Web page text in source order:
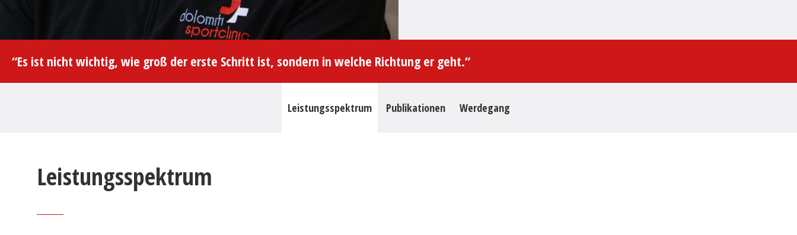
“Es ist nicht wichtig, wie groß der erste Schritt ist, sondern in welche Richtung er geht.“
Leistungsspektrum Publikationen Werdegang
Leistungsspektrum